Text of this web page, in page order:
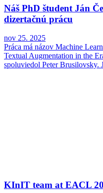
Náš PhD študent Ján
dizertačnú prácu
nov 25. 2025
Práca má názov Machine
Textual Augmentation in the
spoluviedol Peter Brusilovsky.
KInIT team at EACL